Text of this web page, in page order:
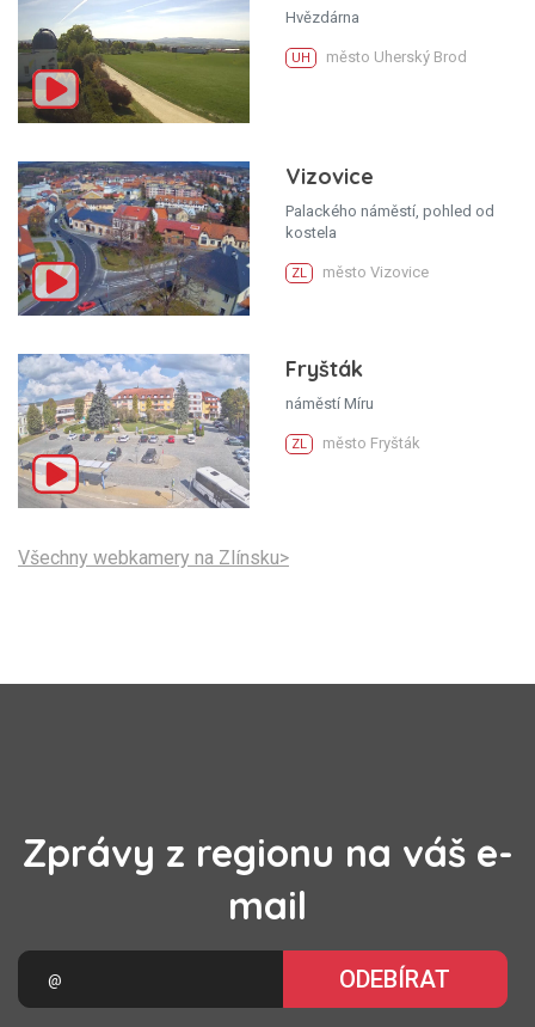
Hvězdárna
UH město Uherský Brod
Vizovice
Palackého náměstí, pohled od
kostela
ZL město Vizovice
Fryšták
náměstí Míru
ZL město Fryšták
Všechny webkamery na Zlínsku>
Zprávy z regionu na váš e-
mail
ODEBÍRAT